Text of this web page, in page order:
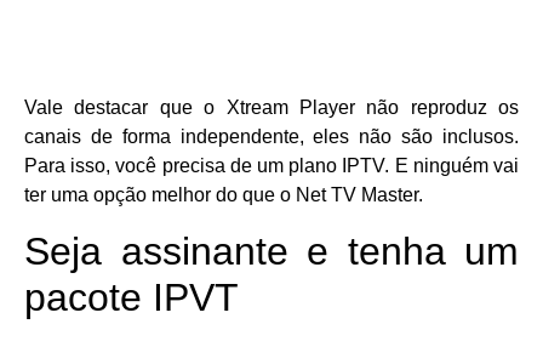
Vale destacar que o Xtream Player não reproduz os
canais de forma independente, eles não são inclusos.
Para isso, você precisa de um plano IPTV. E ninguém vai
ter uma opção melhor do que o Net TV Master.
Seja assinante e tenha um
pacote IPVT